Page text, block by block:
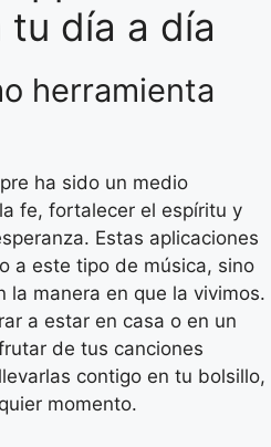
día a día
herramienta
ha sido un medio
fe, fortalecer el espíritu y
Estas aplicaciones
a este tipo de música, sino
la manera en que la vivimos.
a estar en casa o en un
de tus canciones
contigo en tu bolsillo,
momento.